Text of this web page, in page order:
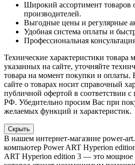
Широкий ассортимент товаров
производителей.
Выгодные цены и регулярные
Удобная система оплаты и
Профессиональная
Технические характеристики товара
указанных на сайте, уточняйте
товара на момент покупки и оплаты.
сайте о товарах носит справочный
публичной офертой в соответствии
РФ. Убедительно просим Вас при
желаемых функций и характеристик.
Скрыть
В нашем интернет-магазине power-
компьютер Power ART Hyperion
ART Hyperion edition 3 — это мощное